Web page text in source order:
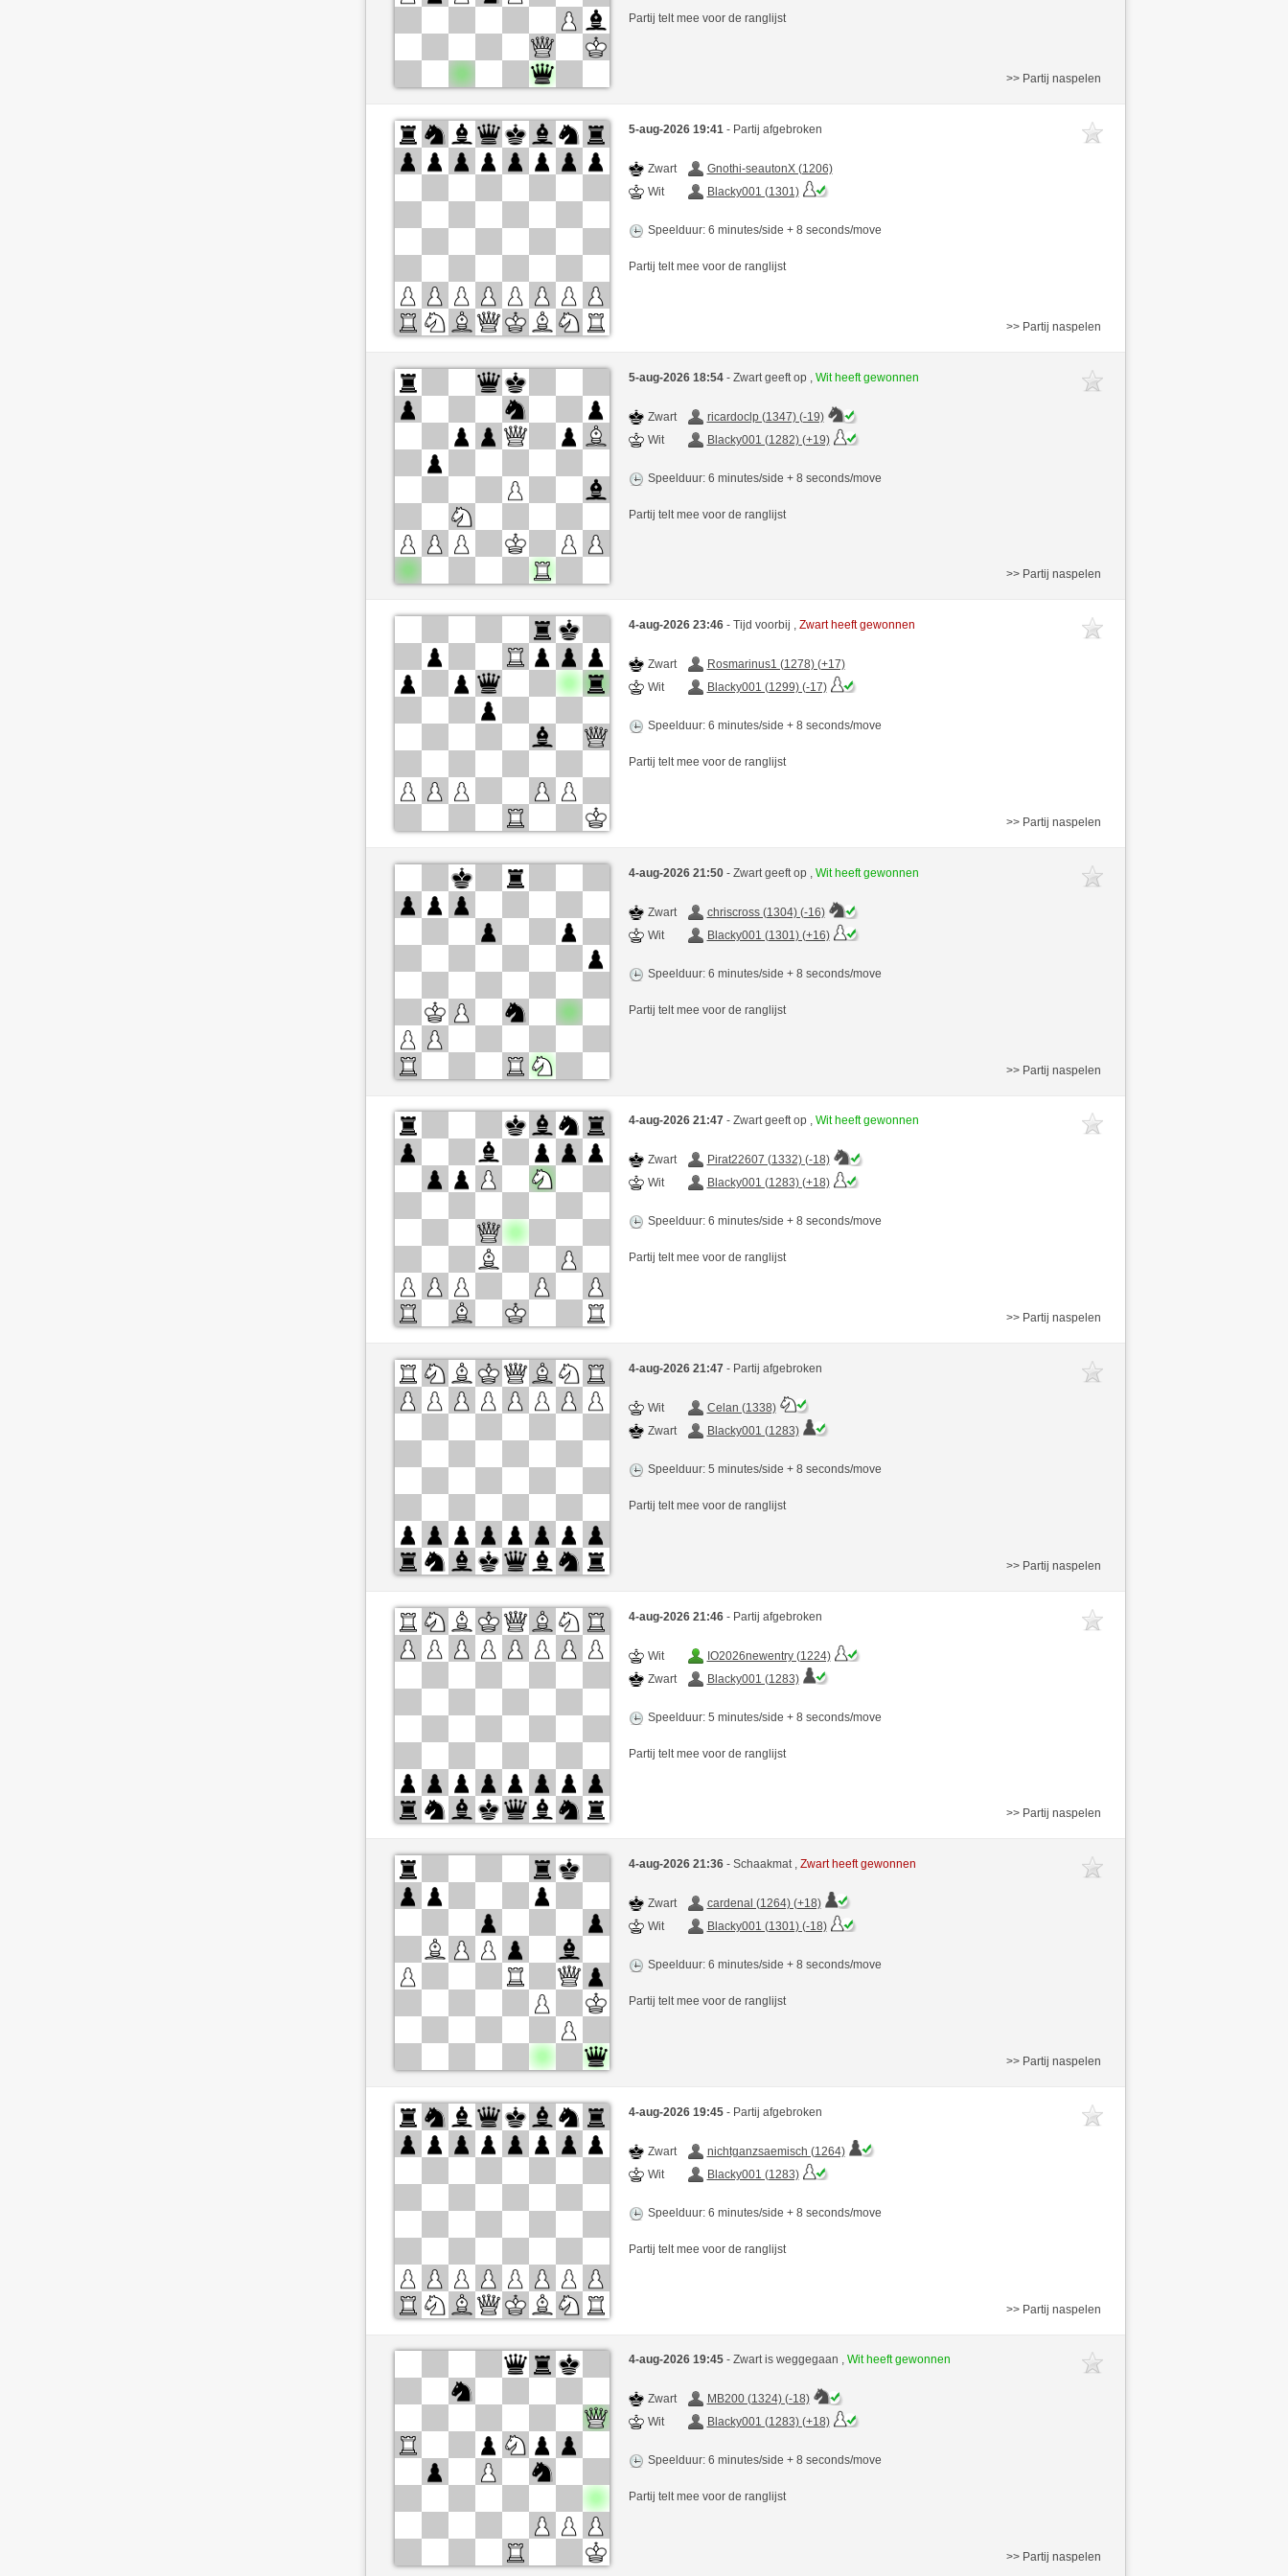
Partij telt mee voor de ranglijst
>> Partij naspelen
5-aug-2026 19:41 - Partij afgebroken
Zwart
Gnothi-seautonX (1206)
Wit
Blacky001 (1301)
Speelduur: 6 minutes/side + 8 seconds/move
Partij telt mee voor de ranglijst
>> Partij naspelen
5-aug-2026 18:54 - Zwart geeft op , Wit heeft gewonnen
Zwart
ricardoclp (1347) (-19)
Wit
Blacky001 (1282) (+19)
Speelduur: 6 minutes/side + 8 seconds/move
Partij telt mee voor de ranglijst
>> Partij naspelen
4-aug-2026 23:46 - Tijd voorbij , Zwart heeft gewonnen
Zwart
Rosmarinus1 (1278) (+17)
Wit
Blacky001 (1299) (-17)
Speelduur: 6 minutes/side + 8 seconds/move
Partij telt mee voor de ranglijst
>> Partij naspelen
4-aug-2026 21:50 - Zwart geeft op , Wit heeft gewonnen
Zwart
chriscross (1304) (-16)
Wit
Blacky001 (1301) (+16)
Speelduur: 6 minutes/side + 8 seconds/move
Partij telt mee voor de ranglijst
>> Partij naspelen
4-aug-2026 21:47 - Zwart geeft op , Wit heeft gewonnen
Zwart
Pirat22607 (1332) (-18)
Wit
Blacky001 (1283) (+18)
Speelduur: 6 minutes/side + 8 seconds/move
Partij telt mee voor de ranglijst
>> Partij naspelen
4-aug-2026 21:47 - Partij afgebroken
Wit
Celan (1338)
Zwart
Blacky001 (1283)
Speelduur: 5 minutes/side + 8 seconds/move
Partij telt mee voor de ranglijst
>> Partij naspelen
4-aug-2026 21:46 - Partij afgebroken
Wit
IO2026newentry (1224)
Zwart
Blacky001 (1283)
Speelduur: 5 minutes/side + 8 seconds/move
Partij telt mee voor de ranglijst
>> Partij naspelen
4-aug-2026 21:36 - Schaakmat , Zwart heeft gewonnen
Zwart
cardenal (1264) (+18)
Wit
Blacky001 (1301) (-18)
Speelduur: 6 minutes/side + 8 seconds/move
Partij telt mee voor de ranglijst
>> Partij naspelen
4-aug-2026 19:45 - Partij afgebroken
Zwart
nichtganzsaemisch (1264)
Wit
Blacky001 (1283)
Speelduur: 6 minutes/side + 8 seconds/move
Partij telt mee voor de ranglijst
>> Partij naspelen
4-aug-2026 19:45 - Zwart is weggegaan , Wit heeft gewonnen
Zwart
MB200 (1324) (-18)
Wit
Blacky001 (1283) (+18)
Speelduur: 6 minutes/side + 8 seconds/move
Partij telt mee voor de ranglijst
>> Partij naspelen